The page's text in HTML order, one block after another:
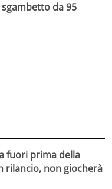
da 95
fuori prima della
rilancio, non giocherà